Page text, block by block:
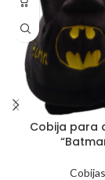
Cobija para
Cobijas